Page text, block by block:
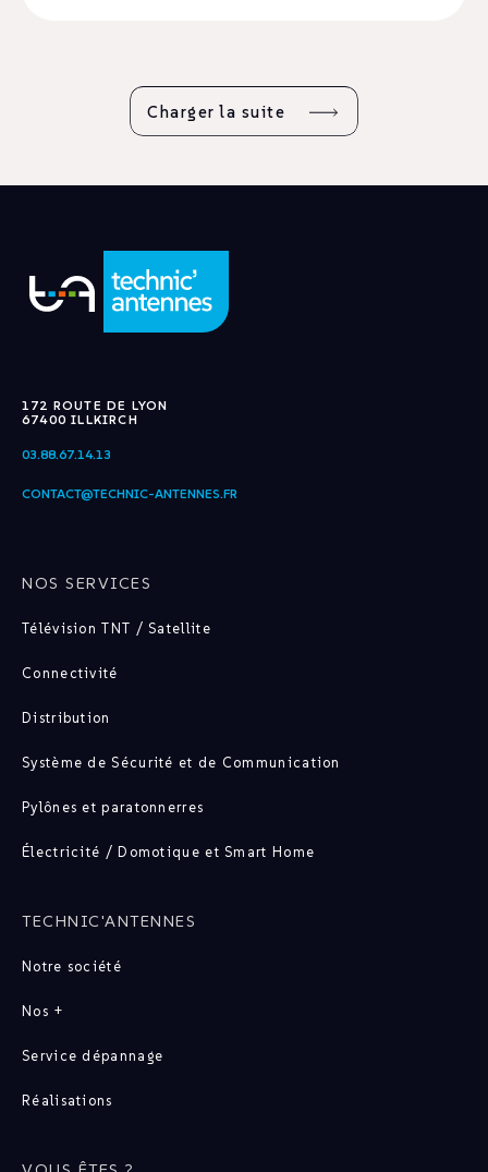
Charger la suite
172 ROUTE DE LYON
67400 ILLKIRCH
03.88.67.14.13
CONTACT@TECHNIC-ANTENNES.FR
NOS SERVICES
Télévision TNT / Satellite
Connectivité
Distribution
Système de Sécurité et de Communication
Pylônes et paratonnerres
Électricité / Domotique et Smart Home
TECHNIC'ANTENNES
Notre société
Nos +
Service dépannage
Réalisations